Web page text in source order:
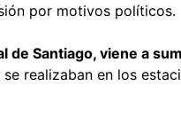
por motivos políticos.
Santiago, viene a
realizaban en los